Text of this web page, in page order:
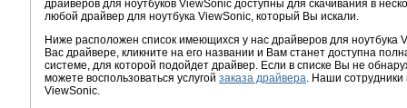
драйверов для ноутбуков ViewSonic доступны для скачивания в
любой драйвер для ноутбука ViewSonic, который Вы искали.
Ниже расположен список имеющихся у нас драйверов для
Вас драйвере, кликните на его названии и Вам станет доступна
системе, для которой подойдет драйвер. Если в списке Вы не
можете воспользоваться услугой заказа драйвера. Наши сотрудники
ViewSonic.